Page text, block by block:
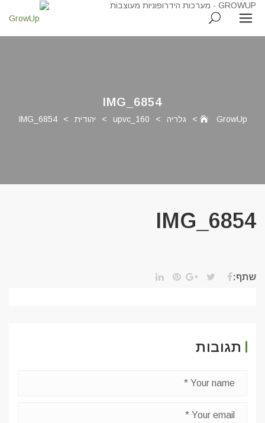
IMG_6854
GrowUp
> גלריה >
upvc_160
> יהודית >
IMG_6854
IMG_6854
שתף:
תגובות